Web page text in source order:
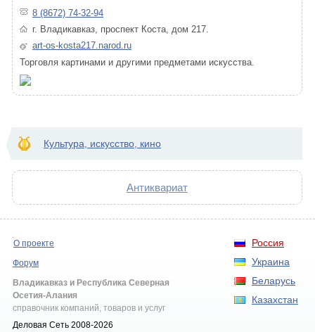
8 (8672) 74-32-94
г. Владикавказ, проспект Коста, дом 217.
art-os-kosta217.narod.ru
Торговля картинами и другими предметами искусства.
Культура, искусство, кино
Антиквариат
Россия
Украина
Беларусь
Казахстан
О проекте
Форум
Владикавказ и Республика Северная
Осетия-Алания
справочник компаний, товаров и услуг
Деловая Сеть 2008-2026